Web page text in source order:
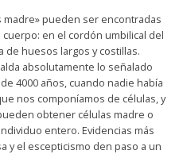
madre» pueden ser encontradas
en el cordón umbilical del
de huesos largos y costillas.
absolutamente lo señalado
4000 años, cuando nadie había
nos componíamos de células, y
obtener células madre o
entero. Evidencias más
y el escepticismo den paso a un